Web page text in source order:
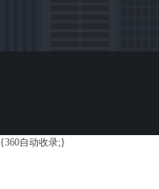
{360自动收录;}